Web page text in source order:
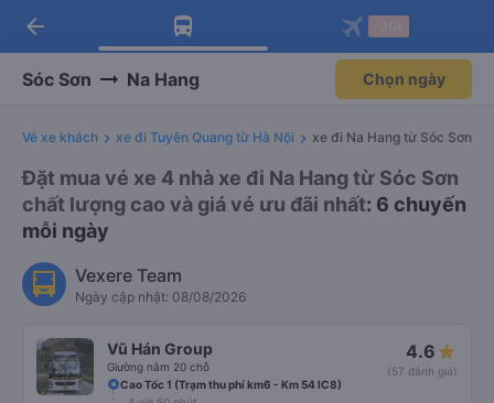
Tải app Vexere ngay!
Nhận ưu đãi thành viên độc
Mở app
Tải app Vexere
-30k/ghế khi đặt vé máy bay qua
Mở app
arrow_back
Sóc Sơn Na Hang Chọn ngày
Vé xe khách xe đi Tuyên Quang từ Hà Nội xe đi Na Hang từ Sóc Sơn
Đặt mua vé xe 4 nhà xe đi Na Hang từ Sóc Sơn
chất lượng cao và giá vé ưu đãi nhất: 6 chuyến
mỗi ngày
Vexere Team
Ngày cập nhật: 08/08/2026
Vũ Hán Group
Giường nằm 20 chỗ
4.6
(57 đánh giá)
Cao Tốc 1 (Trạm thu phí km6 - Km 54 IC8)